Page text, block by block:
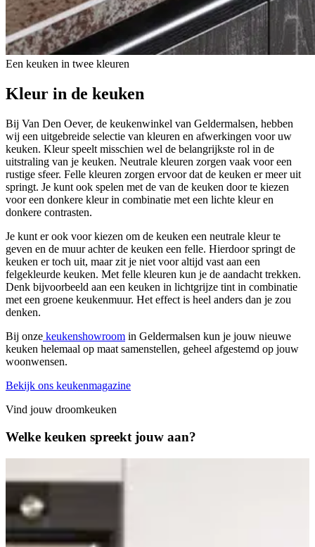
Een keuken in twee kleuren
Kleur in de keuken
Bij Van Den Oever, de keukenwinkel van Geldermalsen, hebben
wij een uitgebreide selectie van kleuren en afwerkingen voor uw
keuken. Kleur speelt misschien wel de belangrijkste rol in de
uitstraling van je keuken. Neutrale kleuren zorgen vaak voor een
rustige sfeer. Felle kleuren zorgen ervoor dat de keuken er meer uit
springt. Je kunt ook spelen met de van de keuken door te kiezen
voor een donkere kleur in combinatie met een lichte kleur en
donkere contrasten.
Je kunt er ook voor kiezen om de keuken een neutrale kleur te
geven en de muur achter de keuken een felle. Hierdoor springt de
keuken er toch uit, maar zit je niet voor altijd vast aan een
felgekleurde keuken. Met felle kleuren kun je de aandacht trekken.
Denk bijvoorbeeld aan een keuken in lichtgrijze tint in combinatie
met een groene keukenmuur. Het effect is heel anders dan je zou
denken.
Bij onze keukenshowroom in Geldermalsen kun je jouw nieuwe
keuken helemaal op maat samenstellen, geheel afgestemd op jouw
woonwensen.
Bekijk ons keukenmagazine
Vind jouw droomkeuken
Welke keuken spreekt jouw aan?